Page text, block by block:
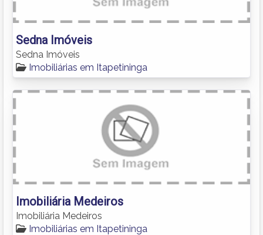
Sedna Imóveis
Sedna Imóveis
Imobiliárias em Itapetininga
Imobiliária Medeiros
Imobiliária Medeiros
Imobiliárias em Itapetininga